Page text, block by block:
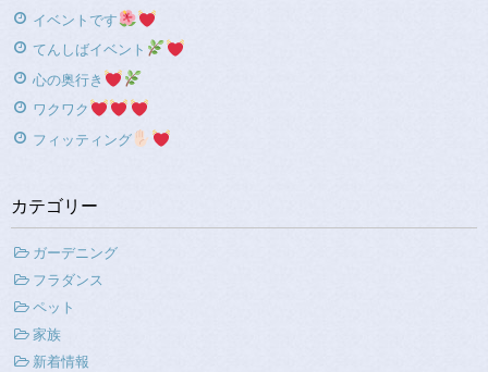
イベントです
てんしばイベント
心の奥行き
ワクワク
フィッティング
カテゴリー
ガーデニング
フラダンス
ペット
家族
新着情報